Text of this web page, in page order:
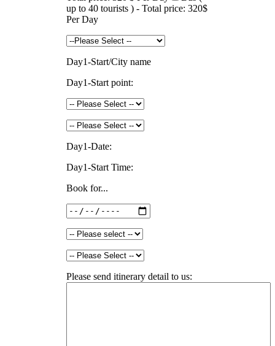
up to 40 tourists ) - Total price: 320$
Per Day
Day1-Start/City name
Day1-Start point:
Day1-Date:
Day1-Start Time:
Book for...
Please send itinerary detail to us: